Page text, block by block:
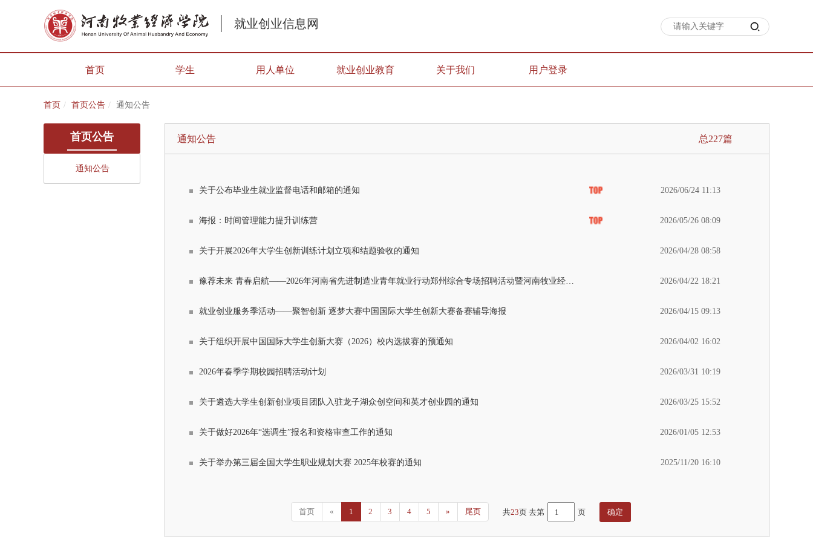
就业创业信息网
首页 学生 用人单位 就业创业教育 关于我们 用户登录
首页 首页公告 通知公告
首页公告
通知公告
通知公告 总227篇
关于公布毕业生就业监督电话和邮箱的通知 2026/06/24 11:13
海报：时间管理能力提升训练营 2026/05/26 08:09
关于开展2026年大学生创新训练计划立项和结题验收的通知 2026/04/28 08:58
豫荐未来 青春启航——2026年河南省先进制造业青年就业行动郑州综合专场招聘活动暨河南牧业经济学院2026届毕业生春季校园双选会参会用人单位名单 2026/04/22 18:21
就业创业服务季活动——聚智创新 逐梦大赛中国国际大学生创新大赛备赛辅导海报 2026/04/15 09:13
关于组织开展中国国际大学生创新大赛（2026）校内选拔赛的预通知 2026/04/02 16:02
2026年春季学期校园招聘活动计划 2026/03/31 10:19
关于遴选大学生创新创业项目团队入驻龙子湖众创空间和英才创业园的通知 2026/03/25 15:52
关于做好2026年“选调生”报名和资格审查工作的通知 2026/01/05 12:53
关于举办第三届全国大学生职业规划大赛 2025年校赛的通知 2025/11/20 16:10
首页 « 1 2 3 4 5 » 尾页 共23页 去第 页